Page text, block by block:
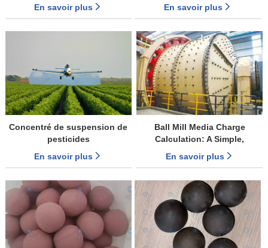
En savoir plus
En savoir plus
Concentré de suspension de
pesticides
En savoir plus
Ball Mill Media Charge
Calculation: A Simple,
Practical Step-by-Step Method
for Cement Plant Optimization
En savoir plus